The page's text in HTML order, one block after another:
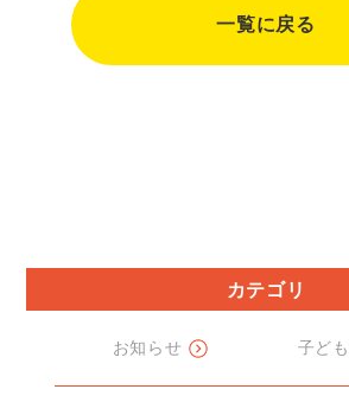
カテゴリ
お知らせ 子ど
一覧に戻る